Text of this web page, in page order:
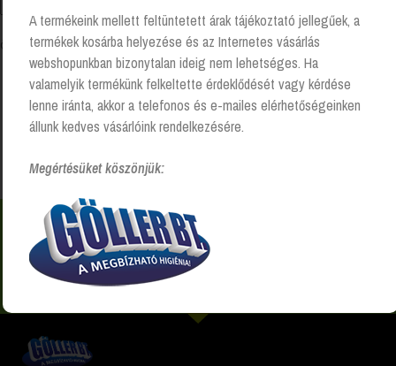
Összesen 1 találat
Kezdőlap
“billenőfedeles hulladékgyűjtő” címkével
Nem találsz valamit? Hívj és segítünk Hétfőtől -
péntekig 8:00 -17:00 +36 20 223 8470
A termékeink mellett feltüntetett árak tájékoztató jellegűek, a
termékek kosárba helyezése és az Internetes vásárlás
webshopunkban bizonytalan ideig nem lehetséges. Ha
valamelyik termékünk felkeltette érdeklődését vagy kérdése
lenne iránta, akkor a telefonos és e-mailes elérhetőségeinken
állunk kedves vásárlóink rendelkezésére.
Megértésüket köszönjük: